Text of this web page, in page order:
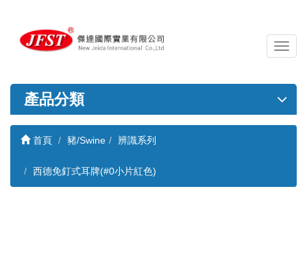
導
覽
關
產品分類
首頁 豬/Swine 辨識系列
西德免釘式耳牌(#0小片紅色)